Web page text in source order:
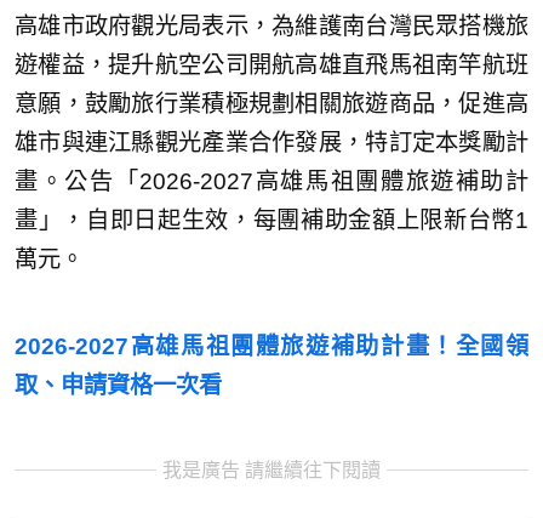
高雄市政府觀光局表示，為維護南台灣民眾搭機旅
遊權益，提升航空公司開航高雄直飛馬祖南竿航班
意願，鼓勵旅行業積極規劃相關旅遊商品，促進高
雄市與連江縣觀光產業合作發展，特訂定本獎勵計
畫。公告「2026-2027高雄馬祖團體旅遊補助計
畫」，自即日起生效，每團補助金額上限新台幣1
萬元。
2026-2027高雄馬祖團體旅遊補助計畫！全國領
取、申請資格一次看
我是廣告 請繼續往下閱讀